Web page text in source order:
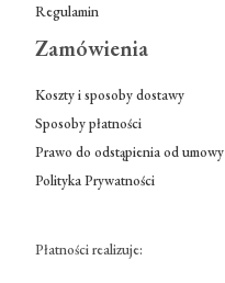
Regulamin
Zamówienia
Koszty i sposoby dostawy
Sposoby płatności
Prawo do odstąpienia od umowy
Polityka Prywatności
Płatności realizuje: